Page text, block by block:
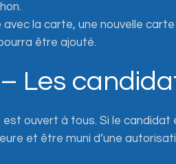
avec la carte, une nouvelle
être ajouté.
Les
ouvert à tous. Si le
et être muni d’une